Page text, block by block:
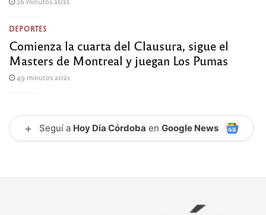
DEPORTES
Comienza la cuarta del Clausura, sigue el
Masters de Montreal y juegan Los Pumas
49 minutos atrás
+ Seguí a Hoy Día Córdoba en Google News